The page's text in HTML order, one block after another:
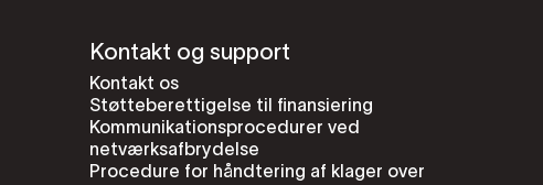
Kontakt og support
Kontakt os
Støtteberettigelse til finansiering
Kommunikationsprocedurer ved
netværksafbrydelse
Procedure for håndtering af klager over